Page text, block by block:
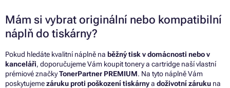
Mám si vybrat originální nebo kompatibilní
náplň do tiskárny?
Pokud hledáte kvalitní náplně na běžný tisk v domácnosti nebo v
kanceláři, doporučujeme Vám koupit tonery a cartridge naší vlastní
prémiové značkyTonerPartner PREMIUM. Na tyto náplně Vám
poskytujemezáruku proti poškození tiskárnya doživotní záruku na